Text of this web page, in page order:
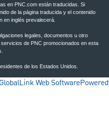
en PNC.com están traducidas. Si
de la página traducida y el contenido
en inglés prevalecerá.
legales, documentos u otro
de PNC promocionados en esta
de los Estados Unidos.
Powered